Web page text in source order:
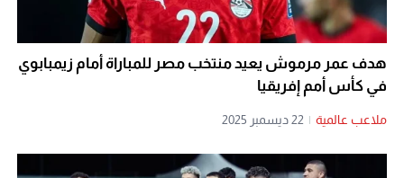
هدف عمر مرموش يعيد منتخب مصر للمباراة أمام زيمبابوي
في كأس أمم إفريقيا
ملاعب عالمية | 22 ديسمبر 2025